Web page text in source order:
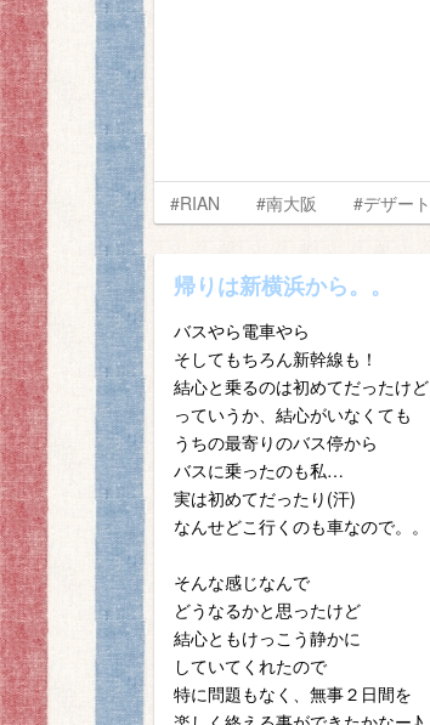
#RIAN #南大阪 #デザート
帰りは新横浜から。。
バスやら電車やら
そしてもちろん新幹線も！
結心と乗るのは初めてだったけど
っていうか、結心がいなくても
うちの最寄りのバス停から
バスに乗ったのも私…
実は初めてだったり(汗)
なんせどこ行くのも車なので。。
そんな感じなんで
どうなるかと思ったけど
結心ともけっこう静かに
していてくれたので
特に問題もなく、無事２日間を